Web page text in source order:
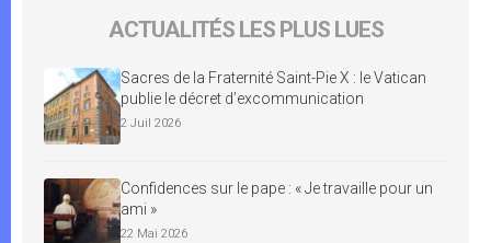
ACTUALITÉS LES PLUS LUES
Sacres de la Fraternité Saint-Pie X : le Vatican
publie le décret d’excommunication
2 Juil 2026
Confidences sur le pape : « Je travaille pour un
ami »
22 Mai 2026